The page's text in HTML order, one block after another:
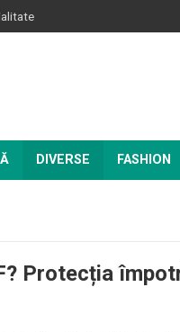
DIVERSE FASHION
Protecția